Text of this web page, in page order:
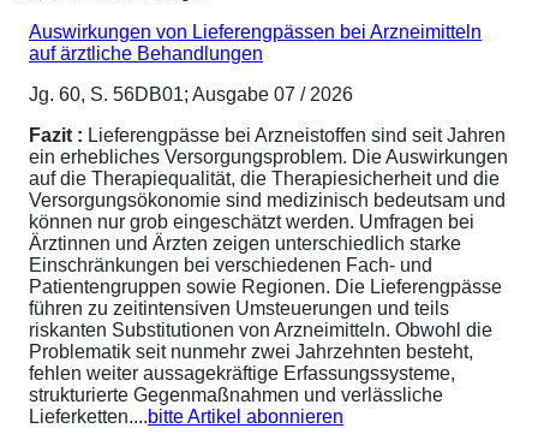
Auswirkungen von Lieferengpässen bei Arzneimitteln
auf ärztliche Behandlungen
Jg. 60, S. 56DB01; Ausgabe 07 / 2026
Fazit : Lieferengpässe bei Arzneistoffen sind seit Jahren
ein erhebliches Versorgungsproblem. Die Auswirkungen
auf die Therapiequalität, die Therapiesicherheit und die
Versorgungsökonomie sind medizinisch bedeutsam und
können nur grob eingeschätzt werden. Umfragen bei
Ärztinnen und Ärzten zeigen unterschiedlich starke
Einschränkungen bei verschiedenen Fach- und
Patientengruppen sowie Regionen. Die Lieferengpässe
führen zu zeitintensiven Umsteuerungen und teils
riskanten Substitutionen von Arzneimitteln. Obwohl die
Problematik seit nunmehr zwei Jahrzehnten besteht,
fehlen weiter aussagekräftige Erfassungssysteme,
strukturierte Gegenmaßnahmen und verlässliche
Lieferketten....bitte Artikel abonnieren